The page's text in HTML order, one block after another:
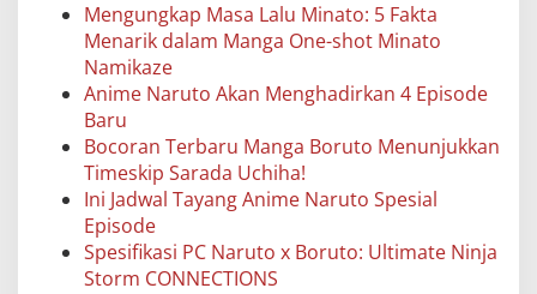
Mengungkap Masa Lalu Minato: 5 Fakta
Menarik dalam Manga One-shot Minato
Namikaze
Anime Naruto Akan Menghadirkan 4 Episode
Baru
Bocoran Terbaru Manga Boruto Menunjukkan
Timeskip Sarada Uchiha!
Ini Jadwal Tayang Anime Naruto Spesial
Episode
Spesifikasi PC Naruto x Boruto: Ultimate Ninja
Storm CONNECTIONS